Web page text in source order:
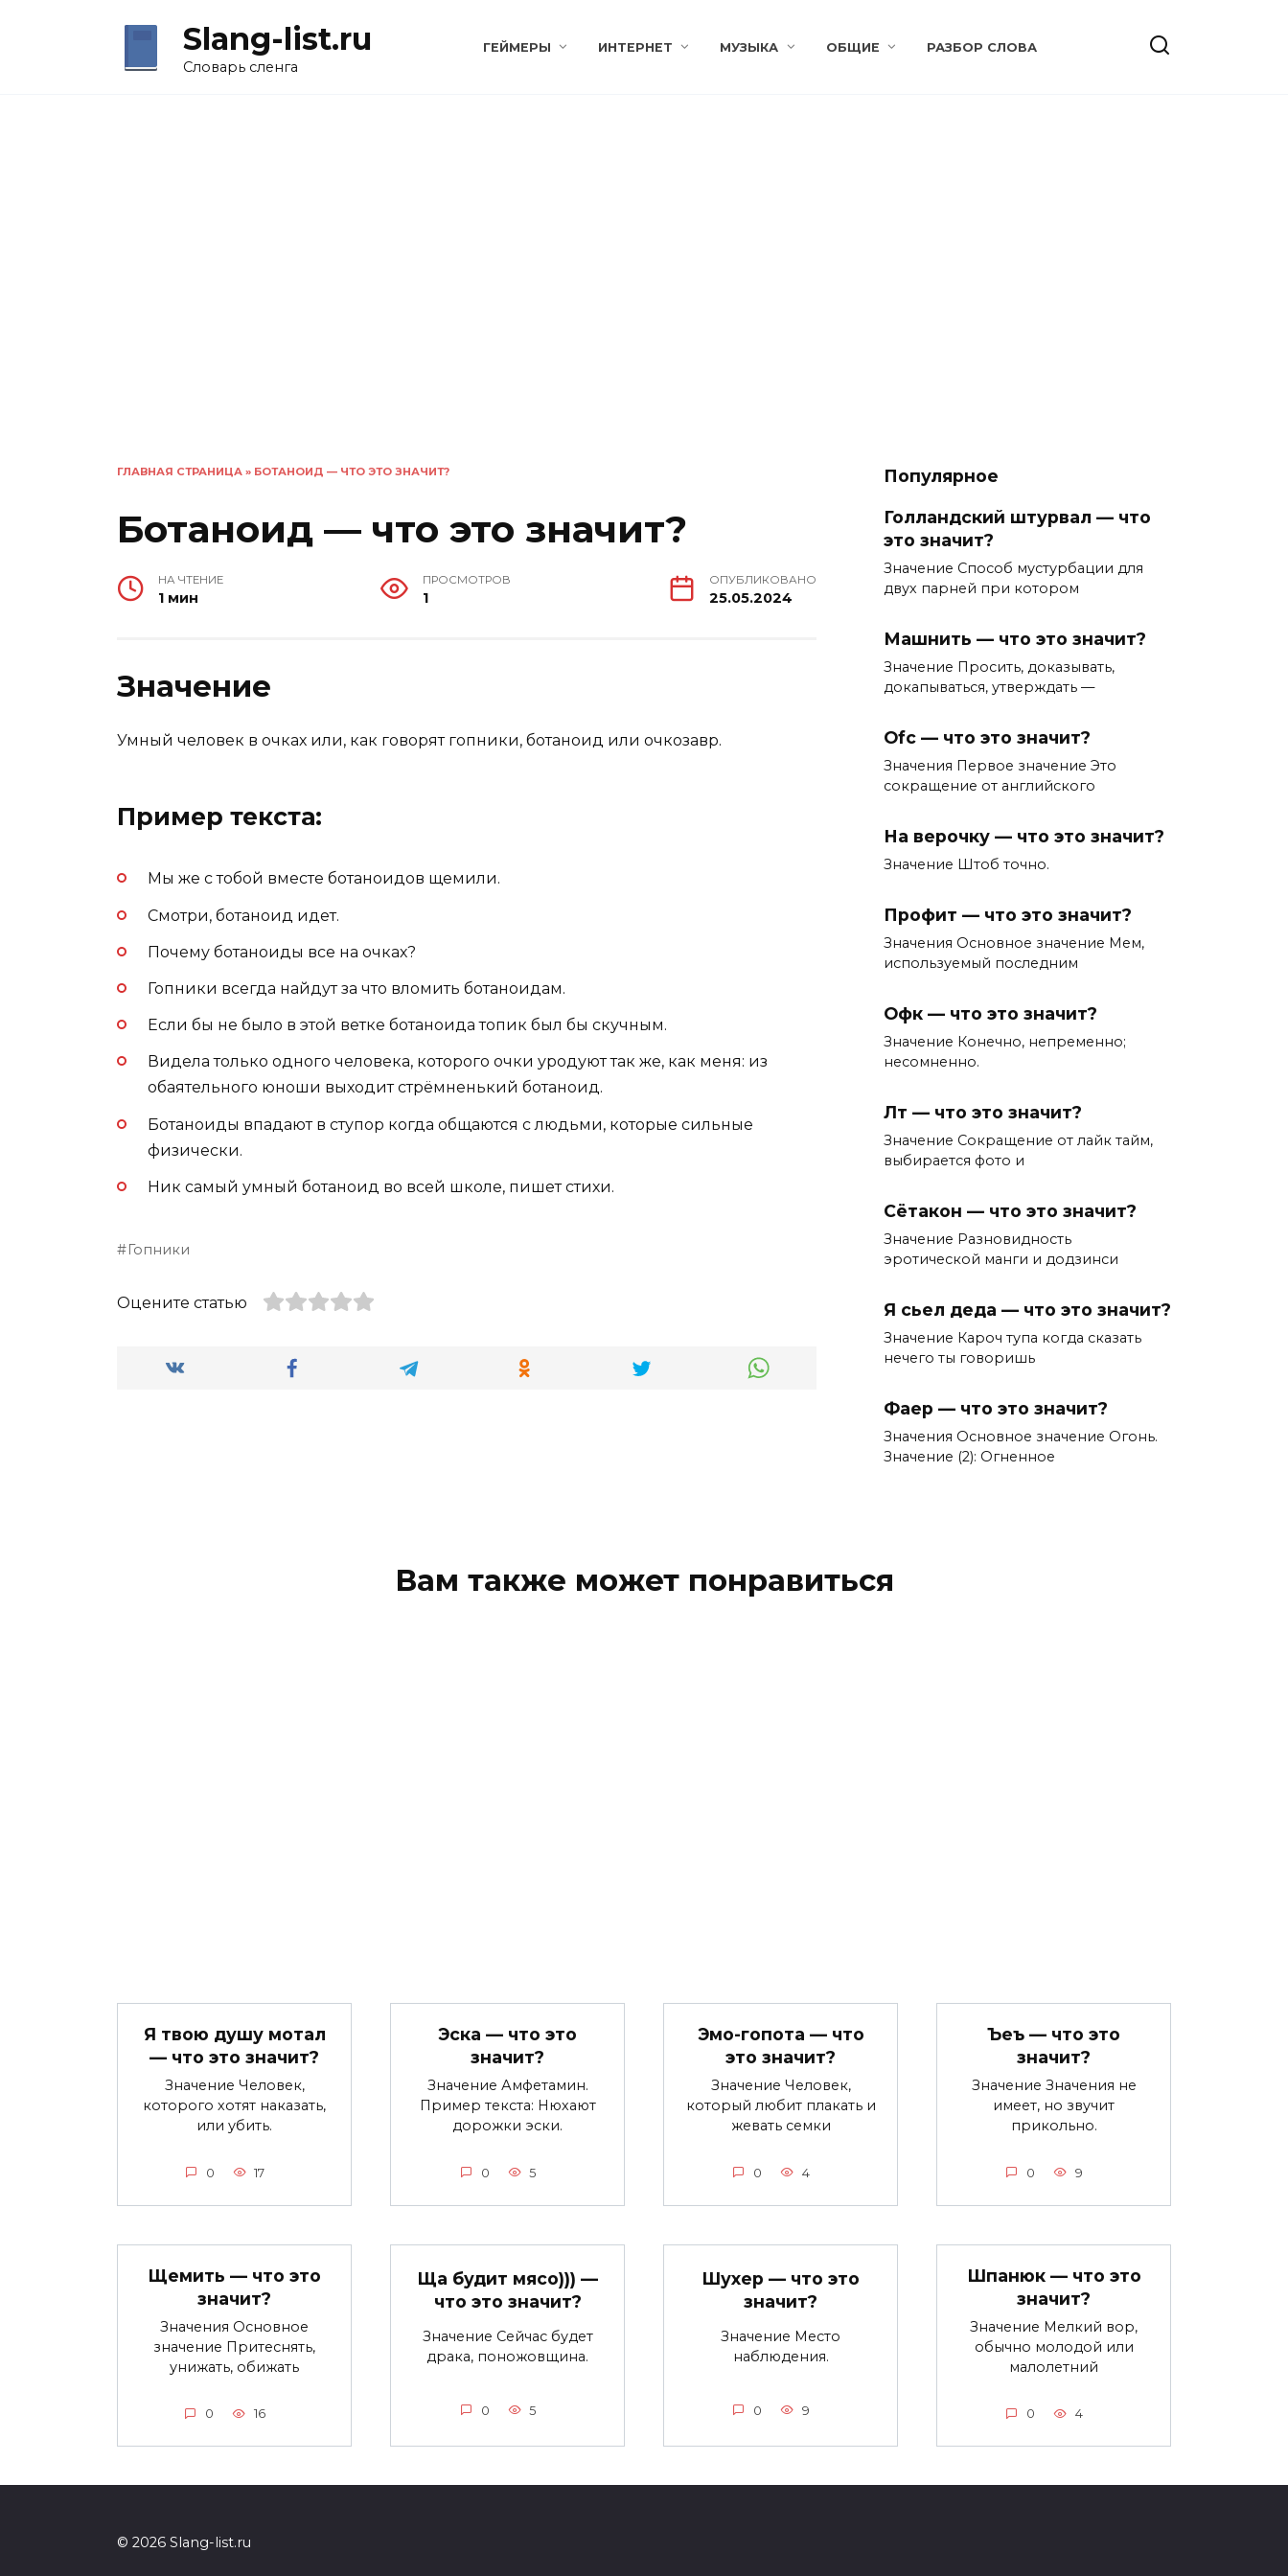
Slang-list.ru
Словарь сленга
ГЕЙМЕРЫ ИНТЕРНЕТ МУЗЫКА ОБЩИЕ РАЗБОР СЛОВА
ГЛАВНАЯ СТРАНИЦА » БОТАНОИД — ЧТО ЭТО ЗНАЧИТ?
Ботаноид — что это значит?
НА ЧТЕНИЕ
1 мин
ПРОСМОТРОВ
1
ОПУБЛИКОВАНО
25.05.2024
Значение
Умный человек в очках или, как говорят гопники, ботаноид или очкозавр.
Пример текста:
Мы же с тобой вместе ботаноидов щемили.
Смотри, ботаноид идет.
Почему ботаноиды все на очках?
Гопники всегда найдут за что вломить ботаноидам.
Если бы не было в этой ветке ботаноида топик был бы скучным.
Видела только одного человека, которого очки уродуют так же, как меня: из
обаятельного юноши выходит стрёмненький ботаноид.
Ботаноиды впадают в ступор когда общаются с людьми, которые сильные
физически.
Ник самый умный ботаноид во всей школе, пишет стихи.
Гопники
Оцените статью
Популярное
Голландский штурвал — что
это значит?
Значение Способ мустурбации для
двух парней при котором
Машнить — что это значит?
Значение Просить, доказывать,
докапываться, утверждать —
Ofc — что это значит?
Значения Первое значение Это
сокращение от английского
На верочку — что это значит?
Значение Штоб точно.
Профит — что это значит?
Значения Основное значение Мем,
используемый последним
Офк — что это значит?
Значение Конечно, непременно;
несомненно.
Лт — что это значит?
Значение Сокращение от лайк тайм,
выбирается фото и
Сётакон — что это значит?
Значение Разновидность
эротической манги и додзинси
Я сьел деда — что это значит?
Значение Кароч тупа когда сказать
нечего ты говоришь
Фаер — что это значит?
Значения Основное значение Огонь.
Значение (2): Огненное
Вам также может понравиться
Я твою душу мотал
— что это значит?
Значение Человек,
которого хотят наказать,
или убить.
0 17
Эска — что это
значит?
Значение Амфетамин.
Пример текста: Нюхают
дорожки эски.
0 5
Эмо-гопота — что
это значит?
Значение Человек,
который любит плакать и
жевать семки
0 4
Ъеъ — что это
значит?
Значение Значения не
имеет, но звучит
прикольно.
0 9
Щемить — что это
значит?
Значения Основное
значение Притеснять,
унижать, обижать
0 16
Ща будит мясо))) —
что это значит?
Значение Сейчас будет
драка, поножовщина.
0 5
Шухер — что это
значит?
Значение Место
наблюдения.
0 9
Шпанюк — что это
значит?
Значение Мелкий вор,
обычно молодой или
малолетний
0 4
© 2026 Slang-list.ru